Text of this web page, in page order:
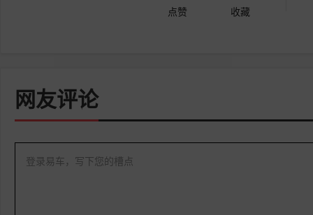
点赞 收藏
网友评论
登录易车，写下您的槽点